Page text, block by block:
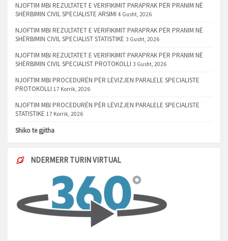
NJOFTIM MBI REZULTATET E VERIFIKIMIT PARAPRAK PËR PRANIM NË
SHËRBIMIN CIVIL SPECIALISTE ARSIMI 4 Gusht, 2026
NJOFTIM MBI REZULTATET E VERIFIKIMIT PARAPRAK PËR PRANIM NË
SHËRBIMIN CIVIL SPECIALIST STATISTIKE 3 Gusht, 2026
NJOFTIM MBI REZULTATET E VERIFIKIMIT PARAPRAK PËR PRANIM NË
SHËRBIMIN CIVIL SPECIALIST PROTOKOLLI 3 Gusht, 2026
NJOFTIM MBI PROCEDURËN PËR LËVIZJEN PARALELE SPECIALISTE
PROTOKOLLI 17 Korrik, 2026
NJOFTIM MBI PROCEDURËN PËR LËVIZJEN PARALELE SPECIALISTE
STATISTIKE 17 Korrik, 2026
Shiko te gjitha
NDERMERR TURIN VIRTUAL